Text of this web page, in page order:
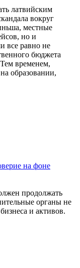
латвийским
вокруг
местные
но и
все равно не
бюджета
временем,
образовании,
на фоне
продолжать
органы не
и активов.